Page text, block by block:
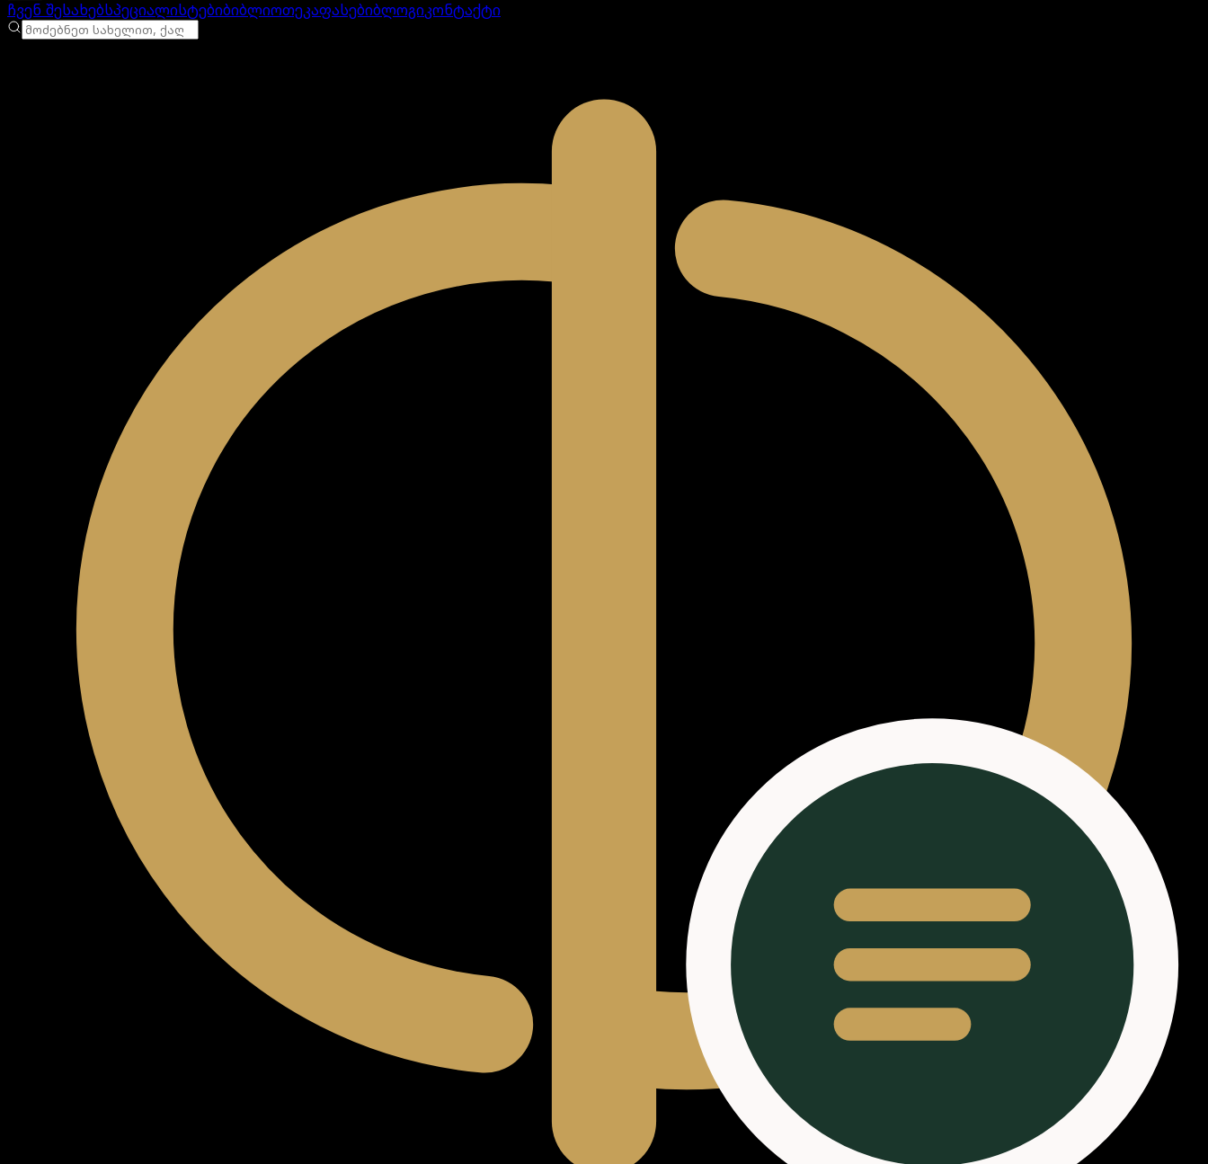
ჩვენ შესახებსპეციალისტებიბიბლიოთეკაფასებიბლოგიკონტაქტი